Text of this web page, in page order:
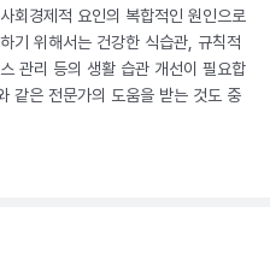
회경제적 요인의 복합적인 원인으로
기 위해서는 건강한 식습관, 규칙적
관리 등의 생활 습관 개선이 필요합
같은 전문가의 도움을 받는 것도 중